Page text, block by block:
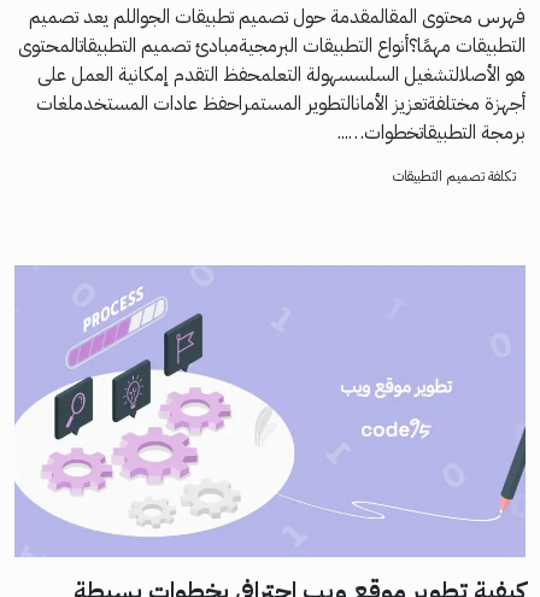
فهرس محتوى المقالمقدمة حول تصميم تطبيقات الجواللم يعد تصميم
التطبيقات مهمًا؟أنواع التطبيقات البرمجيةمبادئ تصميم التطبيقاتالمحتوى
هو الأصلالتشغيل السلسسهولة التعلمحفظ التقدم إمكانية العمل على
أجهزة مختلفةتعزيز الأمانالتطوير المستمراحفظ عادات المستخدملغات
برمجة التطبيقاتخطوات…...
تكلفة تصميم التطبيقات